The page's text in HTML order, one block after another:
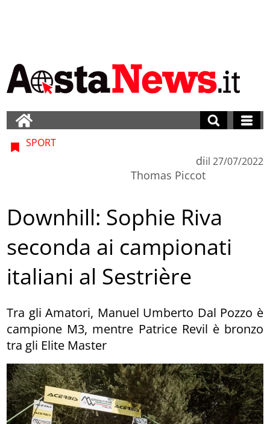
SPORT
di
Thomas Piccot
il 27/07/2022
Downhill: Sophie Riva
seconda ai campionati
italiani al Sestrière
Tra gli Amatori, Manuel Umberto Dal Pozzo è
campione M3, mentre Patrice Revil è bronzo
tra gli Elite Master